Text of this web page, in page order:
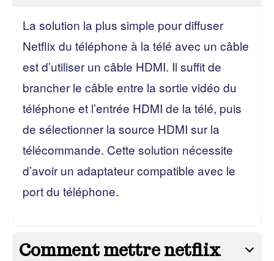
La solution la plus simple pour diffuser
Netflix du téléphone à la télé avec un câble
est d’utiliser un câble HDMI. Il suffit de
brancher le câble entre la sortie vidéo du
téléphone et l’entrée HDMI de la télé, puis
de sélectionner la source HDMI sur la
télécommande. Cette solution nécessite
d’avoir un adaptateur compatible avec le
port du téléphone.
Comment mettre netflix